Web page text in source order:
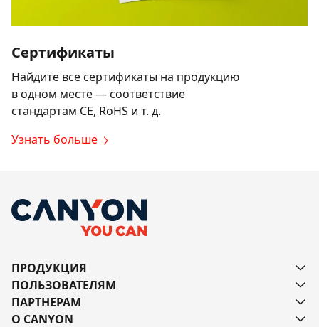
Сертификаты
Найдите все сертификаты на продукцию
в одном месте — соответствие
стандартам CE, RoHS и т. д.
Узнать больше
ПРОДУКЦИЯ
ПОЛЬЗОВАТЕЛЯМ
ПАРТНЕРАМ
О CANYON